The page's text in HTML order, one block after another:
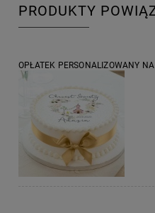
PRODUKTY
OPŁATEK PERSONALIZOWANY